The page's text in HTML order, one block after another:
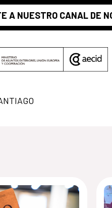
A NUESTRO CANAL DE